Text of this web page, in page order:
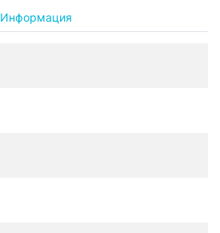
Информация